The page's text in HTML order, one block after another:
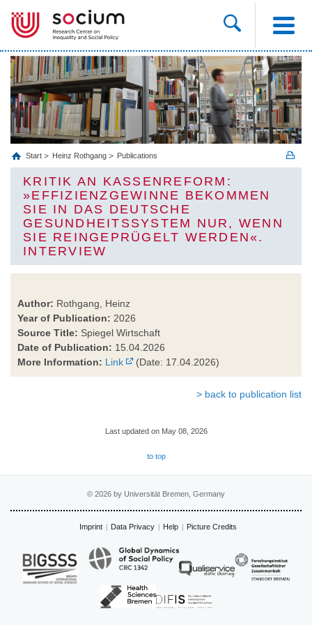
Start Heinz Rothgang Publications
KRITIK AN KASSENREFORM:
»EFFIZIENZGEWINNE BEKOMMEN
SIE IN DAS DEUTSCHE
GESUNDHEITSSYSTEM NUR, WENN
SIE REINGEPRÜGELT WERDEN«.
INTERVIEW
Author: Rothgang, Heinz
Year of Publication: 2026
Source Title: Spiegel Wirtschaft
Date of Publication: 15.04.2026
More Information: Link (Date: 17.04.2026)
> back to publication list
Last updated on May 08, 2026
to top
© 2026 by Universität Bremen, Germany
Imprint Data Privacy Help Picture Credits